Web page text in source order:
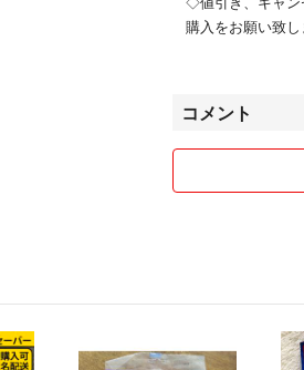
購入をお願い致し
コメント